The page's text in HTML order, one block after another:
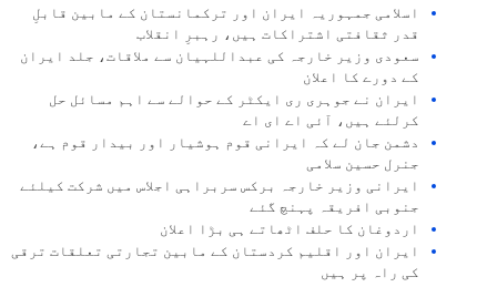
اسلامی جمہوریہ ایران اور ترکمانستان کے مابین قابلِ
قدر ثقافتی ‏اشتراکات ہیں، رہبرِ انقلاب
سعودی وزیر خارجہ کی عبداللہیان سے ملاقات، جلد ایران
کے دورے کا اعلان
ایران نے جوہری ری ایکٹر کے حوالے سے اہم مسائل حل
کرلئے ہیں، آئی اے ای اے
دشمن جان لے کہ ایرانی قوم ہوشیار اور بیدار قوم ہے،
جنرل حسین سلامی
ایرانی وزیر خارجہ برکس سربراہی اجلاس میں شرکت کیلئے
جنوبی افریقہ پہنچ گئے
اردوغان کا حلف اٹھاتے ہی بڑا اعلان
ایران اور اقلیم کردستان کے مابین تجارتی تعلقات ترقی
کی راہ پر ہیں